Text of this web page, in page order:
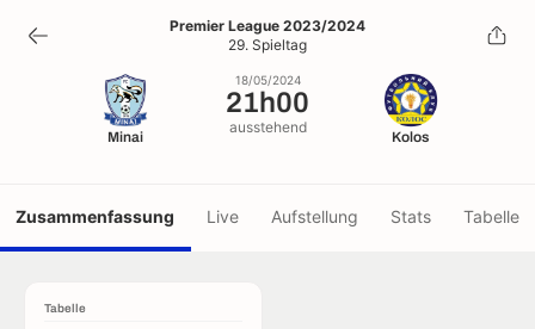
21h00
18/05/2024
Premier League 2023/2024
29. Spieltag
Minai
18/05/2024
21h00
ausstehend
Kolos
Zusammenfassung Live Aufstellung Stats Tabelle
Tabelle